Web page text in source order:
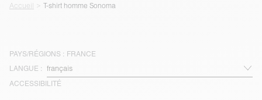
Accueil T-shirt homme Sonoma
PAYS/RÉGIONS : FRANCE
LANGUE :
ACCESSIBILITÉ